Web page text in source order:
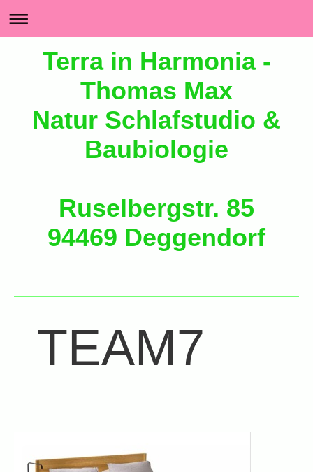
Terra in Harmonia -
Thomas Max
Natur Schlafstudio &
Baubiologie
Ruselbergstr. 85
94469 Deggendorf
TEAM7